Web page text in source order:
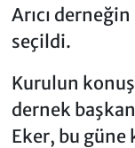
Arıcı
seçildi.
Kurulun
dernek
Eker, bu güne